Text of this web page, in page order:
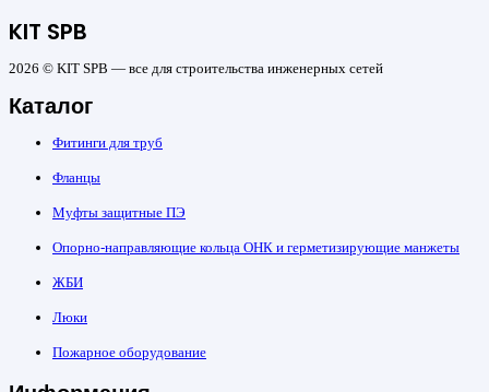
KIT SPB
2026 © KIT SPB — все для строительства инженерных сетей
Каталог
Фитинги для труб
Фланцы
Муфты защитные ПЭ
Опорно-направляющие кольца ОНК и герметизирующие манжеты
ЖБИ
Люки
Пожарное оборудование